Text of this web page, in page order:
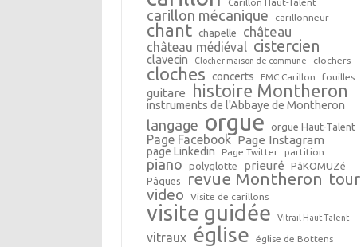
carillon mécanique carillonneur
chant chapelle château
château médiéval cistercien
clavecin Clocher maison de commune clochers
cloches concerts FMC Carillon fouilles
guitare histoire Montheron
instruments de l'Abbaye de Montheron
langage orgue orgue Haut-Talent
Page Facebook Page Instagram
page Linkedin Page Twitter partition
piano polyglotte prieuré
PâKOMUZé
Pâques
revue Montheron tour
video Visite de carillons
visite guidée Vitrail Haut-Talent
vitraux église église de Bottens